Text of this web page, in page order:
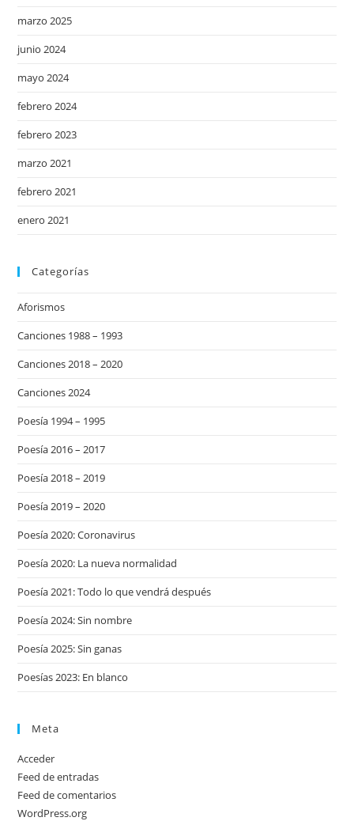
marzo 2025
junio 2024
mayo 2024
febrero 2024
febrero 2023
marzo 2021
febrero 2021
enero 2021
Categorías
Aforismos
Canciones 1988 – 1993
Canciones 2018 – 2020
Canciones 2024
Poesía 1994 – 1995
Poesía 2016 – 2017
Poesía 2018 – 2019
Poesía 2019 – 2020
Poesía 2020: Coronavirus
Poesía 2020: La nueva normalidad
Poesía 2021: Todo lo que vendrá después
Poesía 2024: Sin nombre
Poesía 2025: Sin ganas
Poesías 2023: En blanco
Meta
Acceder
Feed de entradas
Feed de comentarios
WordPress.org